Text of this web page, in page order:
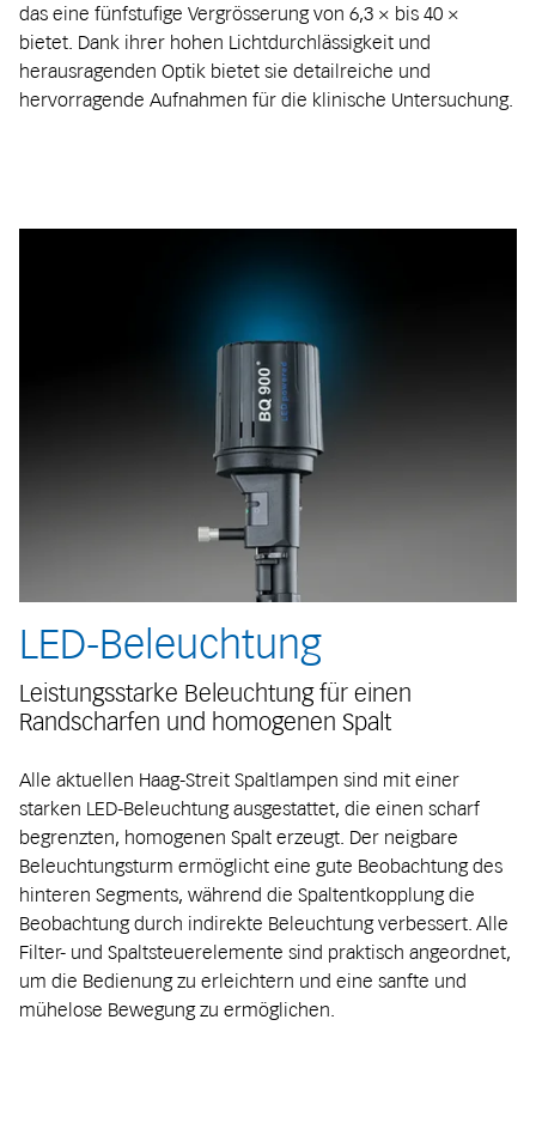
das eine fünfstufige Vergrösserung von 6,3 × bis 40 ×
bietet. Dank ihrer hohen Lichtdurchlässigkeit und
herausragenden Optik bietet sie detailreiche und
hervorragende Aufnahmen für die klinische Untersuchung.
LED-Beleuchtung
Leistungsstarke Beleuchtung für einen
Randscharfen und homogenen Spalt
Alle aktuellen Haag-Streit Spaltlampen sind mit einer
starken LED-Beleuchtung ausgestattet, die einen scharf
begrenzten, homogenen Spalt erzeugt. Der neigbare
Beleuchtungsturm ermöglicht eine gute Beobachtung des
hinteren Segments, während die Spaltentkopplung die
Beobachtung durch indirekte Beleuchtung verbessert. Alle
Filter- und Spaltsteuerelemente sind praktisch angeordnet,
um die Bedienung zu erleichtern und eine sanfte und
mühelose Bewegung zu ermöglichen.